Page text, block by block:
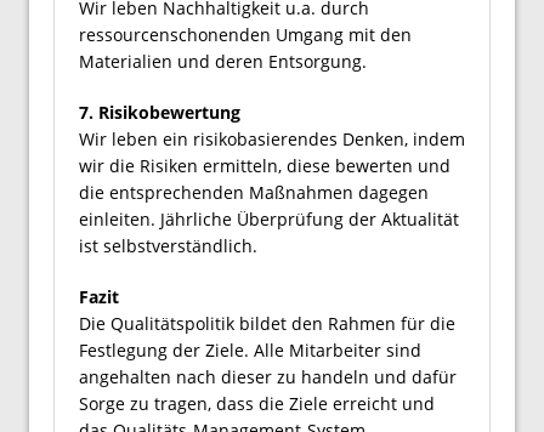
Wir leben Nachhaltigkeit u.a. durch
ressourcenschonenden Umgang mit den
Materialien und deren Entsorgung.
7. Risikobewertung
Wir leben ein risikobasierendes Denken, indem
wir die Risiken ermitteln, diese bewerten und
die entsprechenden Maßnahmen dagegen
einleiten. Jährliche Überprüfung der Aktualität
ist selbstverständlich.
Fazit
Die Qualitätspolitik bildet den Rahmen für die
Festlegung der Ziele. Alle Mitarbeiter sind
angehalten nach dieser zu handeln und dafür
Sorge zu tragen, dass die Ziele erreicht und